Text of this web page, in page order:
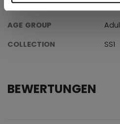
SKU
AGE GROUP
COLLECTION
SS1
BEWERTUNGEN